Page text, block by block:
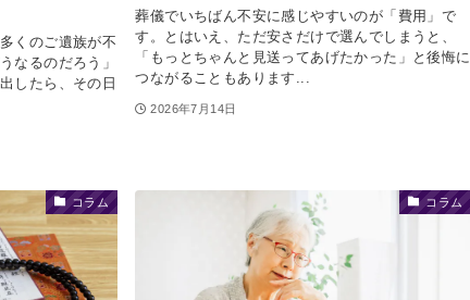
くのご遺族が不
なるのだろう」
したら、その日
葬儀でいちばん不安に感じやすいのが「費用」で
す。とはいえ、ただ安さだけで選んでしまうと、
「もっとちゃんと見送ってあげたかった」と後悔に
つながることもあります...
2026年7月14日
コラム コラム